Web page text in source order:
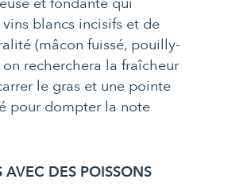
blancs incisifs et de
(mâcon fuissé, pouilly-
recherchera la fraîcheur
le gras et une pointe
pour dompter la note
AVEC DES POISSONS